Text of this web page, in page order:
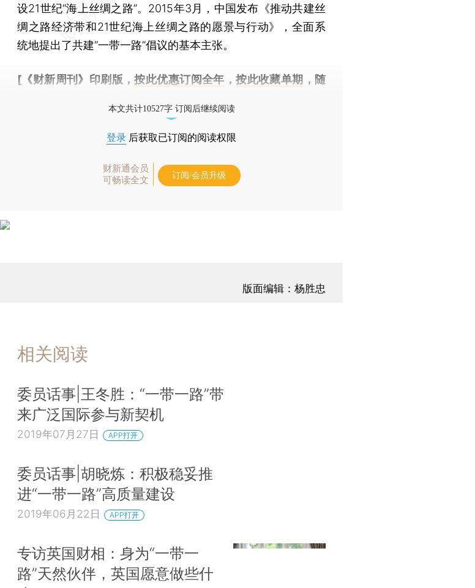
设21世纪“海上丝绸之路”。2015年3月，中国发布《推动共建丝
绸之路经济带和21世纪海上丝绸之路的愿景与行动》，全面系
统地提出了共建“一带一路”倡议的基本主张。
[《财新周刊》印刷版，按此优惠订阅全年 ，按此收藏单期 ，随
本文共计10527字 订阅后继续阅读
登录 后获取已订阅的阅读权限
财新通会员
可畅读全文
订阅/会员升级
版面编辑：杨胜忠
相关阅读
委员话事|王冬胜：“一带一路”带
来广泛国际参与新契机
2019年07月27日 APP打开
委员话事|胡晓炼：积极稳妥推
进“一带一路”高质量建设
2019年06月22日 APP打开
专访英国财相：身为“一带一
路”天然伙伴，英国愿意做些什